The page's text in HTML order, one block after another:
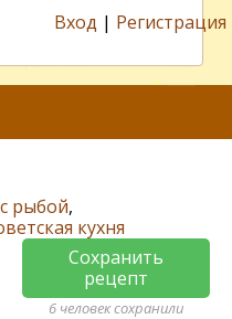
Вход | Регистрация
рыбой,
кухня
Сохранить
рецепт
6 человек сохранили